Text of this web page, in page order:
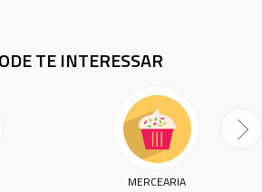
TE INTERESSAR
MERCEARIA